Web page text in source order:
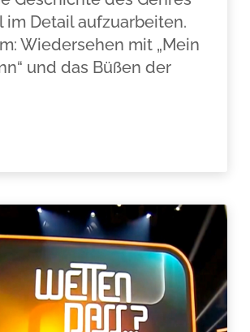
im Detail aufzuarbeiten.
Wiedersehen mit „Mein
und das Büßen der